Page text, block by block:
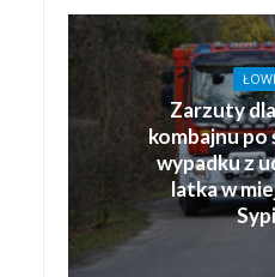
Zarzuty
kombajnu
wypadku z
latka w